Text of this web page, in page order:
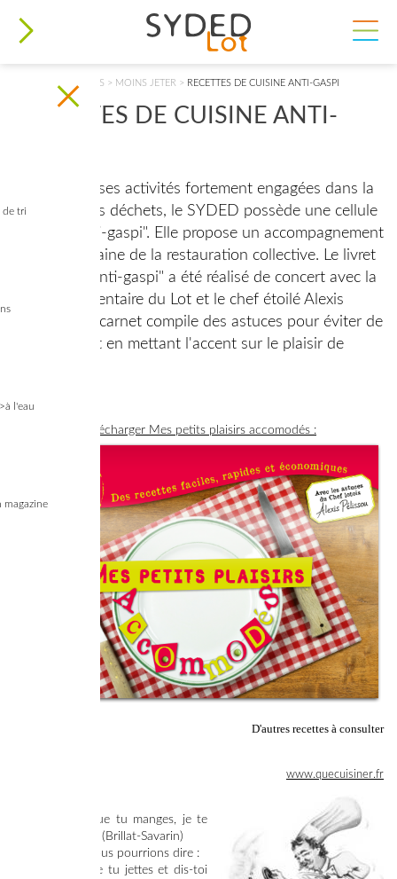
de tri
l'eau
magazine
VOUS ÊTES ICI
> DÉCHETS > MOINS JETER > RECETTES DE CUISINE ANTI-GASPI
RECETTES DE CUISINE ANTI-
Au cœur de ses activités fortement engagées dans la
réduction des déchets, le SYDED possède une cellule
de lutte "anti-gaspi". Elle propose un accompagnement
dans le domaine de la restauration collective. Le livret
de cuisine "anti-gaspi" a été réalisé de concert avec la
Banque alimentaire du Lot et le chef étoilé Alexis
Pélissou. Ce carnet compile des astuces pour éviter de
gaspiller tout en mettant l'accent sur le plaisir de
Télécharger Mes petits plaisirs accomodés :
D'autres recettes à consulter
www.quecuisiner.fr
« Dis-moi ce que tu manges, je te
dirai qui tu es. » (Brillat-Savarin)
En corollaire, nous pourrions dire :
« Dis-toi ce que tu jettes et dis-toi